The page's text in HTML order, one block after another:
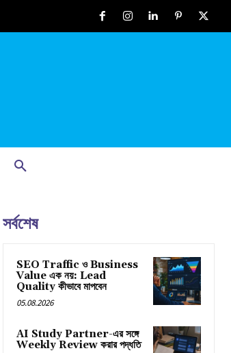
সর্বশেষ
SEO Traffic ও Business
Value এক নয়: Lead
Quality কীভাবে মাপবেন
05.08.2026
AI Study Partner-এর সঙ্গে
Weekly Review করার পদ্ধতি